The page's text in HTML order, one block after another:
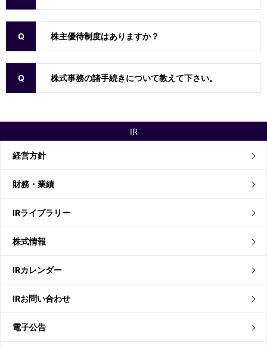
IR
経営方針
財務・業績
IRライブラリー
株式情報
IRカレンダー
IRお問い合わせ
電子公告
株主優待制度はありますか？
株式事務の諸手続きについて教えて下さい。